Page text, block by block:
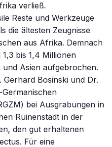
verließ.
Reste und Werkzeuge
die ältesten Zeugnisse
aus Afrika. Demnach
bis 1,4 Millionen
Asien aufgebrochen.
Gerhard Bosinski und Dr.
bei Ausgrabungen in
Ruinenstadt in der
den gut erhaltenen
Für eine